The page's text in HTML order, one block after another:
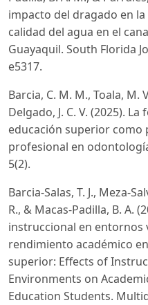
impacto del dragado en
calidad del agua en el
Guayaquil. South Florida
e5317.
Barcia, C. M. M., Toala, M.
Delgado, J. C. V. (2025).
educación superior como
profesional en
5(2).
Barcia-Salas, T. J., Meza-
R., & Macas-Padilla, B. A.
instruccional en entornos
rendimiento académico
superior: Effects of
Environments on
Education Students.